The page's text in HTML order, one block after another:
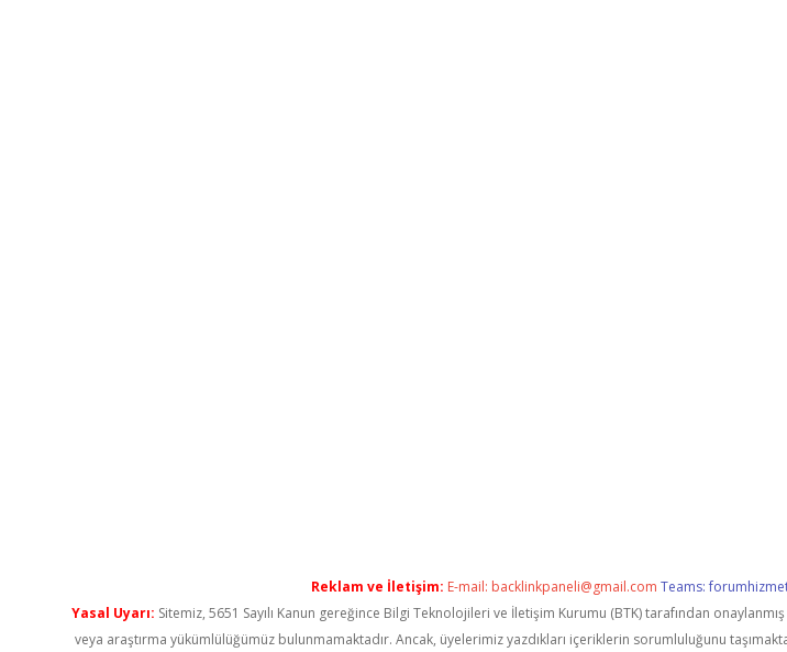
Reklam ve İletişim: E-mail: backlinkpaneli@gmail.com Teams:
Yasal Uyarı: Sitemiz, 5651 Sayılı Kanun gereğince Bilgi Teknolojileri ve İletişim Kurumu (BTK) tarafından
veya araştırma yükümlülüğümüz bulunmamaktadır. Ancak, üyelerimiz yazdıkları içeriklerin sorumluluğunu